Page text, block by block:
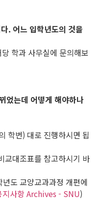
. 어느 입학년도의 것을
학과 사무실에 문의해보
었는데 어떻게 해야하나
학번) 대로 진행하시면 됩
교대조표를 참고하시기 바
도 교양교과과정 개편에
지사항 Archives - SNU)